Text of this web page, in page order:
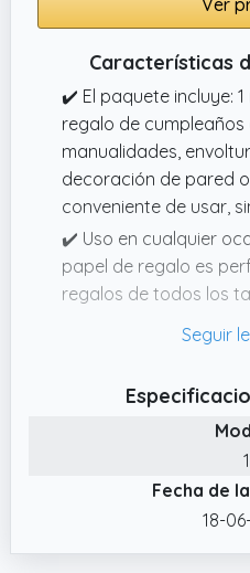
Características
✔️ El paquete incluye:
regalo de cumpleaños
manualidades,
decoración de pared
conveniente de usar,
✔️ Uso en cualquier
papel de regalo es
regalos de todos los
fiestas, baby showers
✔️ Tamaño: cada rollo
por 15 m de largo.
ideal para empacar
elegante diseño
✔️ Diseño único: estos
papel de regalo están
1
Fecha de
18-